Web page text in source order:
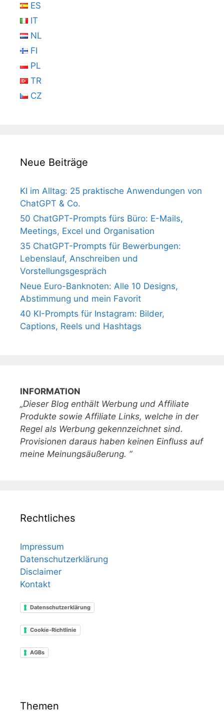
ES
IT
NL
FI
PL
TR
CZ
Neue Beiträge
KI im Alltag: 25 praktische Anwendungen von
ChatGPT & Co.
50 ChatGPT-Prompts fürs Büro: E-Mails,
Meetings, Excel und Organisation
35 ChatGPT-Prompts für Bewerbungen:
Lebenslauf, Anschreiben und
Vorstellungsgespräch
Neue Euro-Banknoten: Alle 10 Designs,
Abstimmung und mein Favorit
40 KI-Prompts für Instagram: Bilder,
Captions, Reels und Hashtags
INFORMATION
„Dieser Blog enthält Werbung und Affiliate
Produkte sowie Affiliate Links, welche in der
Regel als Werbung gekennzeichnet sind.
Provisionen daraus haben keinen Einfluss auf
meine Meinungsäußerung. “
Rechtliches
Impressum
Datenschutzerklärung
Disclaimer
Kontakt
Datenschutzerklärung
Cookie-Richtlinie
AGBs
Themen